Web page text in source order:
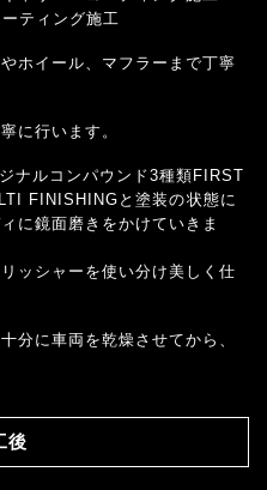
ティング施工
ホイール、マフラーまで丁寧
に行います。
ナルコンパウンド3種類FIRST
FINISHINGと塗装の状態に
に鏡面磨きをかけていきま
ッシャーを使い分け美しく仕
分に車両を乾燥させてから、
後